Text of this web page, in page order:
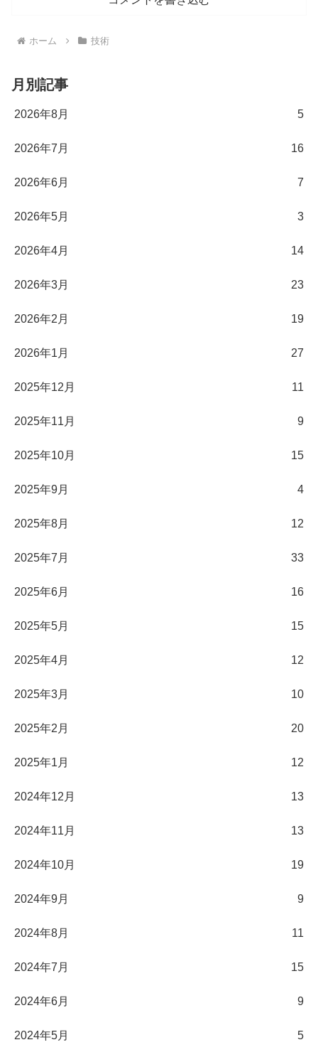
ホーム 技術
月別記事
2026年8月 5
2026年7月 16
2026年6月 7
2026年5月 3
2026年4月 14
2026年3月 23
2026年2月 19
2026年1月 27
2025年12月 11
2025年11月 9
2025年10月 15
2025年9月 4
2025年8月 12
2025年7月 33
2025年6月 16
2025年5月 15
2025年4月 12
2025年3月 10
2025年2月 20
2025年1月 12
2024年12月 13
2024年11月 13
2024年10月 19
2024年9月 9
2024年8月 11
2024年7月 15
2024年6月 9
2024年5月 5